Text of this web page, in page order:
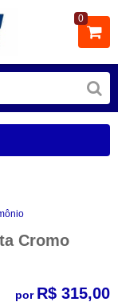
0
Cromo
por R$ 315,00